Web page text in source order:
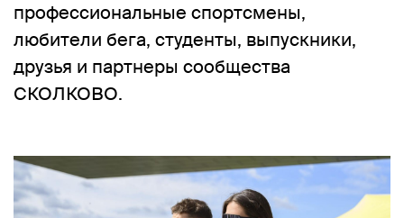
профессиональные спортсмены,
любители бега, студенты, выпускники,
друзья и партнеры сообщества
СКОЛКОВО.